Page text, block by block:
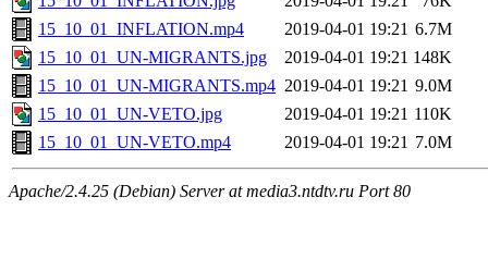
15_10_01_INFLATION.mp4
2019-04-01 19:21 6.7M
15_10_01_UN-MIGRANTS.jpg
2019-04-01 19:21 148K
15_10_01_UN-MIGRANTS.mp4 2019-04-01 19:21 9.0M
15_10_01_UN-VETO.jpg
2019-04-01 19:21 110K
15_10_01_UN-VETO.mp4
2019-04-01 19:21 7.0M
Apache/2.4.25 (Debian) Server at media3.ntdtv.ru Port 80